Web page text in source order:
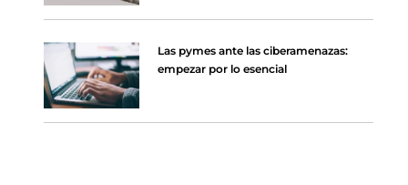
Las pymes ante las ciberamenazas:
empezar por lo esencial